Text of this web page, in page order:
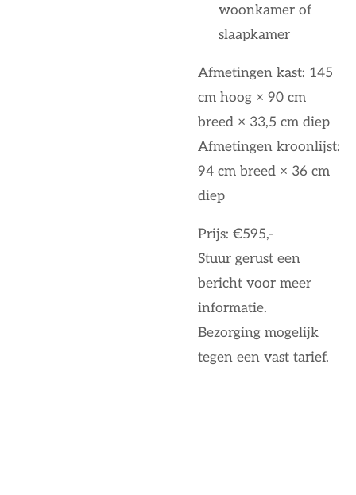
woonkamer of
slaapkamer
Afmetingen kast: 145
cm hoog × 90 cm
breed × 33,5 cm diep
Afmetingen kroonlijst:
94 cm breed × 36 cm
diep
Prijs: €595,-
Stuur gerust een
bericht voor meer
informatie.
Bezorging mogelijk
tegen een vast tarief.